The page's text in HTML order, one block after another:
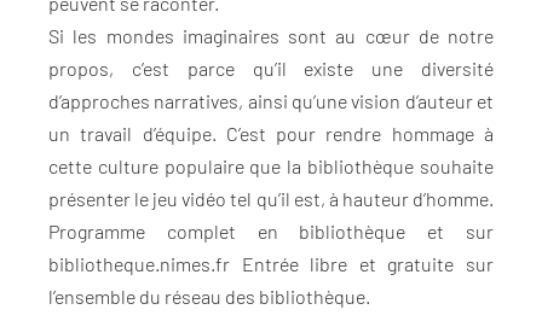
Si les mondes imaginaires sont au cœur de notre
propos, c’est parce qu’il existe une diversité
d’approches narratives, ainsi qu’une vision d’auteur et
un travail d’équipe. C’est pour rendre hommage à
cette culture populaire que la bibliothèque souhaite
présenter le jeu vidéo tel qu’il est, à hauteur d’homme.
Programme complet en bibliothèque et sur
bibliotheque.nimes.fr Entrée libre et gratuite sur
l’ensemble du réseau des bibliothèque.